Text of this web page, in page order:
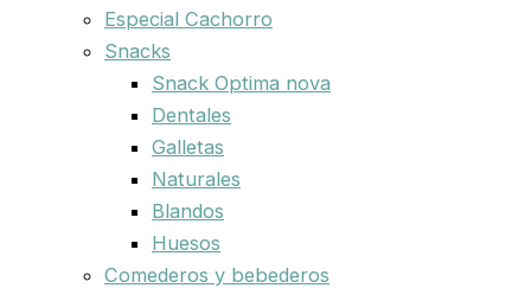
Especial Cachorro
Snacks
Snack Optima nova
Dentales
Galletas
Naturales
Blandos
Huesos
Comederos y bebederos